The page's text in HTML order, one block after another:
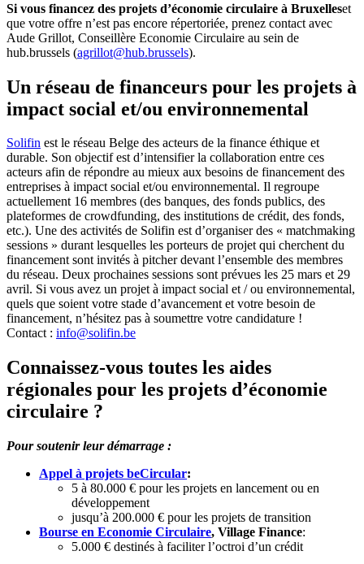
Si vous financez des projets d’économie circulaire à Bruxelleset
que votre offre n’est pas encore répertoriée, prenez contact avec
Aude Grillot, Conseillère Economie Circulaire au sein de
hub.brussels (agrillot@hub.brussels).
Un réseau de financeurs pour les projets à
impact social et/ou environnemental
Solifin est le réseau Belge des acteurs de la finance éthique et
durable. Son objectif est d’intensifier la collaboration entre ces
acteurs afin de répondre au mieux aux besoins de financement des
entreprises à impact social et/ou environnemental. Il regroupe
actuellement 16 membres (des banques, des fonds publics, des
plateformes de crowdfunding, des institutions de crédit, des fonds,
etc.). Une des activités de Solifin est d’organiser des « matchmaking
sessions » durant lesquelles les porteurs de projet qui cherchent du
financement sont invités à pitcher devant l’ensemble des membres
du réseau. Deux prochaines sessions sont prévues les 25 mars et 29
avril. Si vous avez un projet à impact social et / ou environnemental,
quels que soient votre stade d’avancement et votre besoin de
financement, n’hésitez pas à soumettre votre candidature !
Contact : info@solifin.be
Connaissez-vous toutes les aides
régionales pour les projets d’économie
circulaire ?
Pour soutenir leur démarrage :
Appel à projets beCircular:
5 à 80.000 € pour les projets en lancement ou en
développement
jusqu’à 200.000 € pour les projets de transition
Bourse en Economie Circulaire, Village Finance:
5.000 € destinés à faciliter l’octroi d’un crédit